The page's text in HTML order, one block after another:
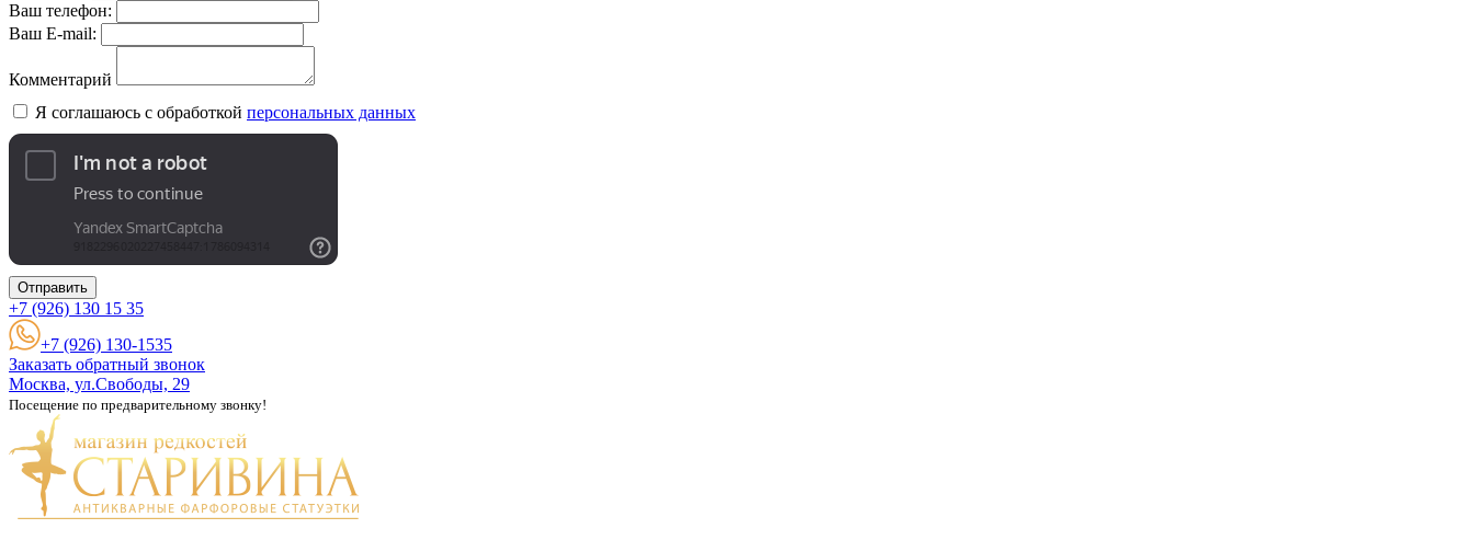
Ваш телефон:
Ваш E-mail:
Комментарий
Я соглашаюсь с обработкой персональных данных
Отправить
+7 (926) 130 15 35
+7 (926) 130-1535
Заказать обратный звонок
Москва, ул.Свободы, 29
Посещение по предварительному звонку!